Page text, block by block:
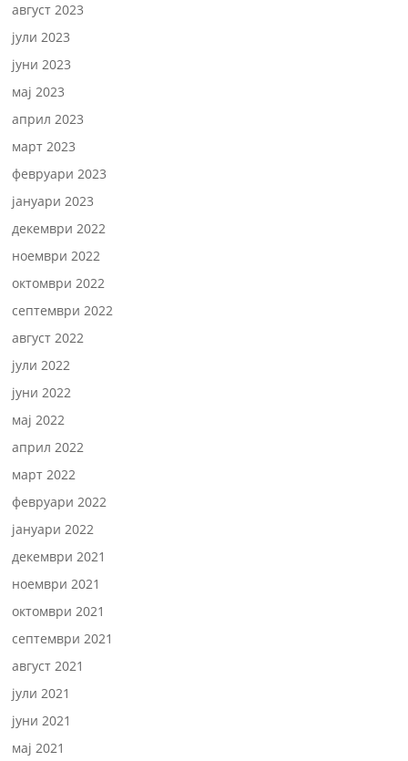
август 2023
јули 2023
јуни 2023
мај 2023
април 2023
март 2023
февруари 2023
јануари 2023
декември 2022
ноември 2022
октомври 2022
септември 2022
август 2022
јули 2022
јуни 2022
мај 2022
април 2022
март 2022
февруари 2022
јануари 2022
декември 2021
ноември 2021
октомври 2021
септември 2021
август 2021
јули 2021
јуни 2021
мај 2021